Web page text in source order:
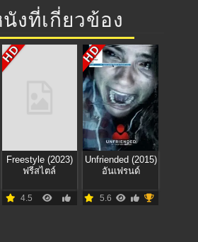
งที่เกี่ยวข้อง
HD
Freestyle (2023)
ฟรีสไตล์
4.5
HD
Unfriended (2015)
อันเฟรนด์
5.6